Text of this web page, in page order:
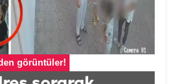
görüntüler!